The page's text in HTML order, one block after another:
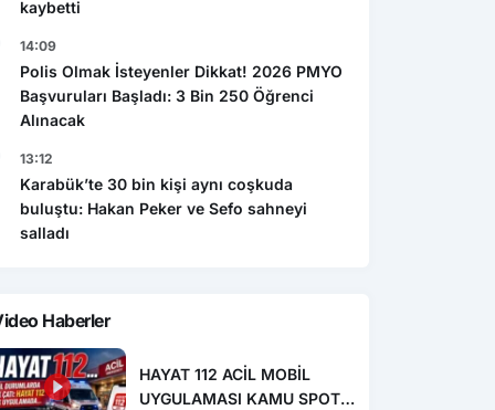
kaybetti
14:09
Polis Olmak İsteyenler Dikkat! 2026 PMYO
Başvuruları Başladı: 3 Bin 250 Öğrenci
Alınacak
13:12
Karabük’te 30 bin kişi aynı coşkuda
buluştu: Hakan Peker ve Sefo sahneyi
salladı
Haberler
HAYAT 112 ACİL MOBİL
UYGULAMASI KAMU SPOTU